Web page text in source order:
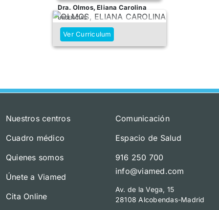
Dra. Olmos, Eliana Carolina
URGENCIAS
Ver Curriculum
Nuestros centros
Cuadro médico
Quienes somos
Únete a Viamed
Cita Online
Comunicación
Espacio de Salud
916 250 700
info@viamed.com
Av. de la Vega, 15
28108 Alcobendas-Madrid